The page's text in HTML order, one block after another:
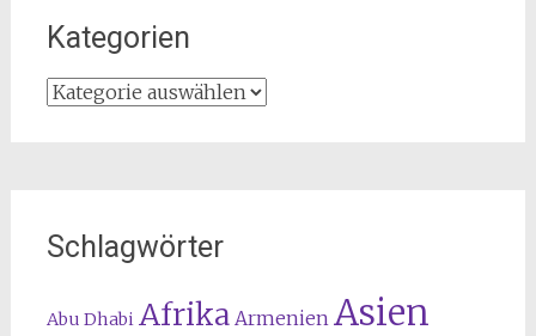
Kategorien
Kategorien
Schlagwörter
Abu Dhabi Afrika Armenien Asien